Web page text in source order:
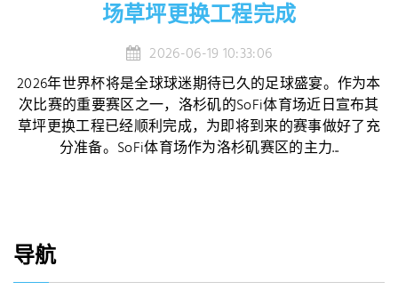
场草坪更换工程完成
2026-06-19 10:33:06
2026年世界杯将是全球球迷期待已久的足球盛宴。作为本
次比赛的重要赛区之一，洛杉矶的SoFi体育场近日宣布其
草坪更换工程已经顺利完成，为即将到来的赛事做好了充
分准备。SoFi体育场作为洛杉矶赛区的主力...
导航